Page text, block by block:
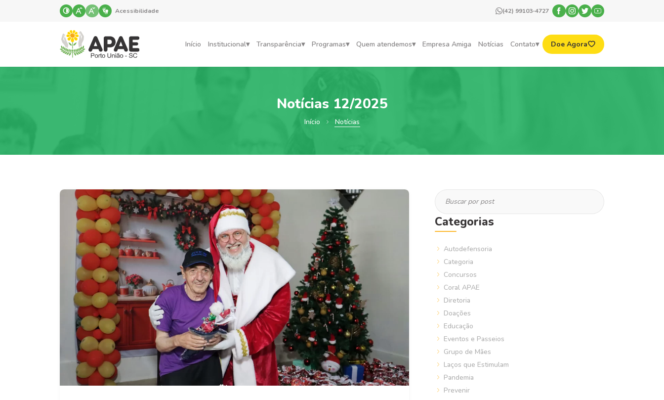
Acessibilidade (42) 99103-4727
Início Institucional Transparência Programas Quem atendemos Empresa Amiga Notícias Contato Doe Agora
Notícias 12/2025
Início Notícias
Categorias
Autodefensoria
Categoria
Concursos
Coral APAE
Diretoria
Doações
Educação
Eventos e Passeios
Grupo de Mães
Laços que Estimulam
Pandemia
Prevenir